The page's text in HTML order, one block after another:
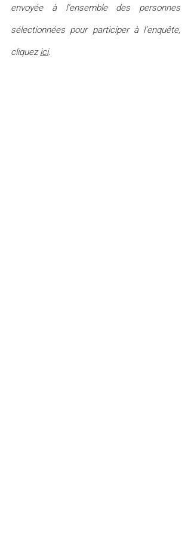
envoyée à l’ensemble des personnes
sélectionnées pour participer à l’enquête,
cliquez ici.